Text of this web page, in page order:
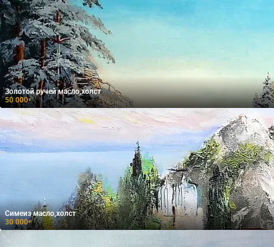
Золотой ручей масло,холст
50 000₽
Симеиз масло,холст
30 000₽